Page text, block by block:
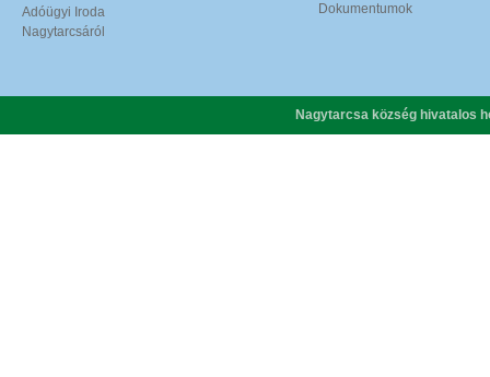
Adóügyi Iroda
Nagytarcsáról
Dokumentumok
Nagytarcsa község hivatalos